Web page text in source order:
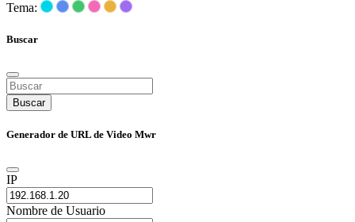
Tema:
Buscar
Buscar
Generador de URL de Video Mwr
IP
Nombre de Usuario